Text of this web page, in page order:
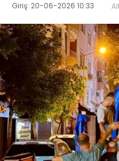
Giriş: 20-06-2026 10:33